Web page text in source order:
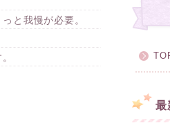
と我慢が必要。
最